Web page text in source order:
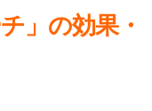
」の効果・